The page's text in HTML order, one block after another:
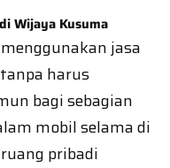
Wijaya Kusuma
jasa
harus
bagi sebagian
mobil selama di
pribadi